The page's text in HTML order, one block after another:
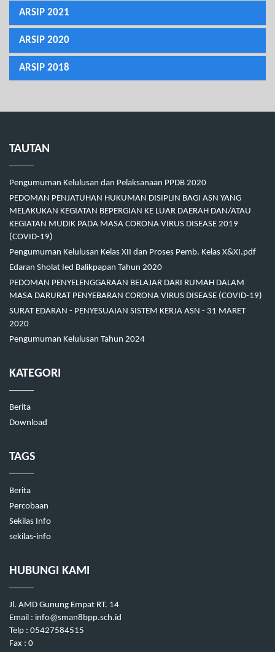
ARSIP 2021
ARSIP 2020
ARSIP 2018
TAUTAN
Pengumuman Kelulusan dan Pelaksanaan PPDB 2020
PEDOMAN PENJATUHAN HUKUMAN DISIPLIN BAGI ASN YANG
MELAKUKAN KEGIATAN BEPERGIAN KE LUAR DAERAH DAN/ATAU
KEGIATAN MUDIK PADA MASA CORONA VIRUS DISEASE 2019
(COVID-19)
Pengumuman Kelulusan Kelas XII dan Proses Pemb. Kelas X&XI.pdf
Edaran Sholat Ied Balikpapan Tahun 2020
PEDOMAN PENYELENGGARAAN BELAJAR DARI RUMAH DALAM
MASA DARURAT PENYEBARAN CORONA VIRUS DISEASE (COVID-19)
SURAT EDARAN - PENYESUAIAN SISTEM KERJA ASN - 31 MARET
2020
Pengumuman Kelulusan Tahun 2024
KATEGORI
Berita
Download
TAGS
Berita
Percobaan
Sekilas Info
sekilas-info
HUBUNGI KAMI
Jl. AMD Gunung Empat RT. 14
Email : info@sman8bpp.sch.id
Telp : 05427584515
Fax : 0